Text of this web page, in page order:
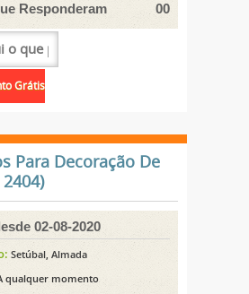
Responderam 00
Para Decoração De
02-08-2020
Setúbal, Almada
qualquer momento